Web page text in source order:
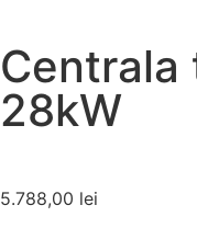
Centrala
28kW
5.788,00 lei